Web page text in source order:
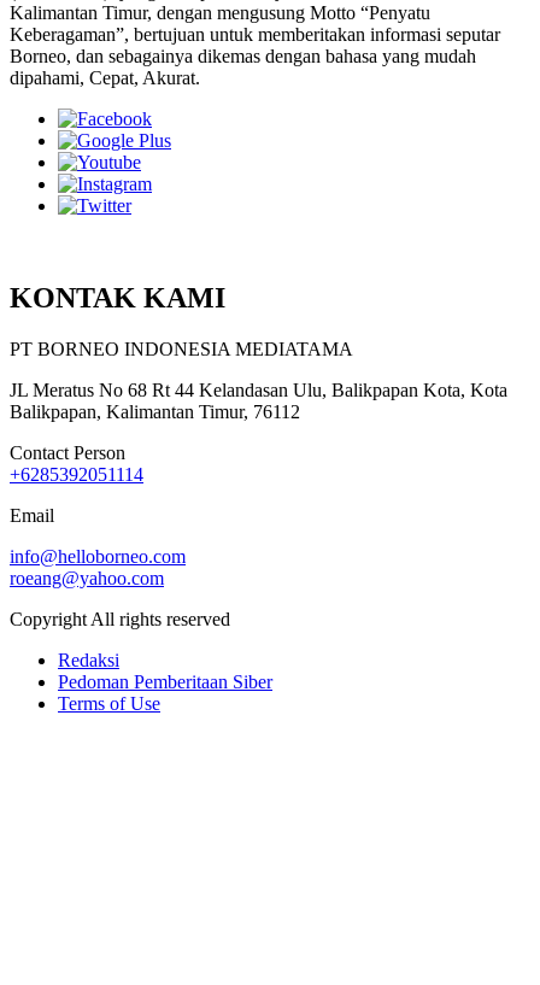
Kalimantan Timur, dengan mengusung Motto “Penyatu
Keberagaman”, bertujuan untuk memberitakan informasi seputar
Borneo, dan sebagainya dikemas dengan bahasa yang mudah
dipahami, Cepat, Akurat.
KONTAK KAMI
PT BORNEO INDONESIA MEDIATAMA
JL Meratus No 68 Rt 44 Kelandasan Ulu, Balikpapan Kota, Kota
Balikpapan, Kalimantan Timur, 76112
Contact Person
+6285392051114
Email
info@helloborneo.com
roeang@yahoo.com
Copyright All rights reserved
Redaksi
Pedoman Pemberitaan Siber
Terms of Use